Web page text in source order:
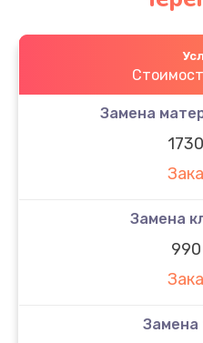
Замена
Замена
Замена